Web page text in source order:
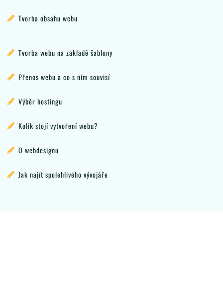
Tvorba obsahu webu
Tvorba webu na základě šablony
Přenos webu a co s ním souvisí
Výběr hostingu
Kolik stojí vytvoření webu?
O webdesignu
Jak najít spolehlivého vývojáře